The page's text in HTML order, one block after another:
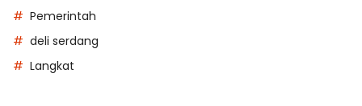
Pemerintah
deli serdang
Langkat